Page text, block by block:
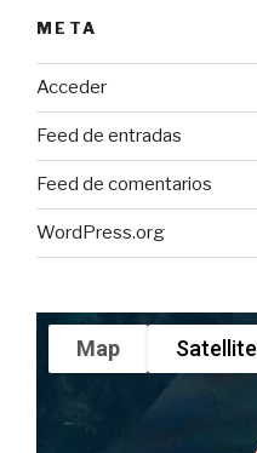
META
Acceder
Feed de entradas
Feed de comentarios
WordPress.org
Map Satellite